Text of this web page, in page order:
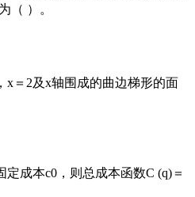
（ ）。
x＝2及x轴围成的曲边梯形的面
成本c0，则总成本函数C (q)＝